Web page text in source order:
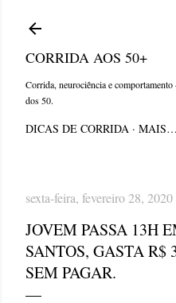
CORRIDA AOS 50+
Corrida, neurociência e
dos 50.
DICAS DE CORRIDA MAIS…
sexta-feira, fevereiro 28, 2020
JOVEM PASSA 13H
SANTOS, GASTA
SEM PAGAR.